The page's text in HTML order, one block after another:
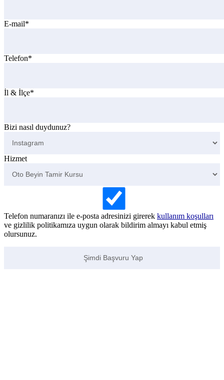
E-mail*
Telefon*
İl & İlçe*
Bizi nasıl duydunuz?
Hizmet
Telefon numaranızı ile e-posta adresinizi girerek kullanım koşulları
ve gizlilik politikamıza uygun olarak bildirim almayı kabul etmiş
olursunuz.